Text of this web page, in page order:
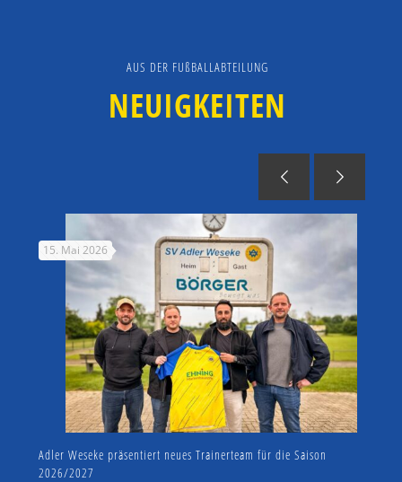
AUS DER FUßBALLABTEILUNG
NEUIGKEITEN
15. Mai 2026
Adler Weseke präsentiert neues Trainerteam für die Saison
2026/2027